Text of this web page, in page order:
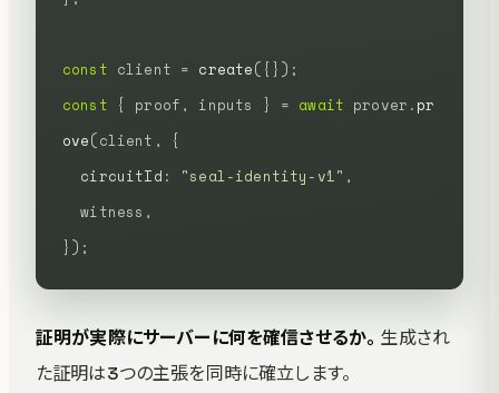
const client = create({});
const { proof, inputs } = await prover. pr
ove(client,
{
  circuitId
: "seal-identity-v1" ,
  witness,
});
証明が実際にサーバーに何を確信させるか。 生成され
た証明は3つの主張を同時に確立します。